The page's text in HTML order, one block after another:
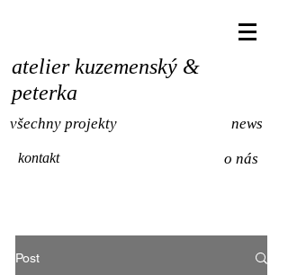
atelier kuzemenský &
peterka
všechny projekty
kontakt
news
o nás
Post